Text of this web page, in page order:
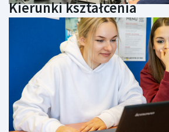
Kierunki kształcenia